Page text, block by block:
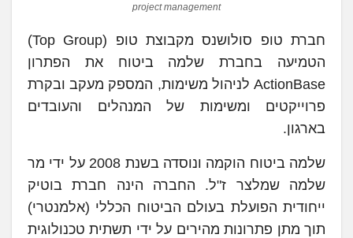
project management
חברת טופ סולושנס מקבוצת טופ (Top Group)
הטמיעה בחברת שלמה ביטוח את הפתרון
ActionBase לניהול משימות, המספק מעקב ובקרת
פרוייקטים ומשימות של המנהלים והעובדים
בארגון.
שלמה ביטוח הוקמה ונוסדה בשנת 2008 על ידי מר
שלמה שמלצר ז"ל. החברה הינה חברת בוטיק
ייחודית הפועלת בעולם הביטוח הכללי (אלמנטרי)
תוך מתן פתרונות מהירים על ידי תשתית טכנולוגית